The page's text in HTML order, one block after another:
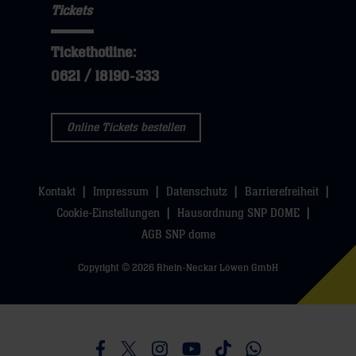
sie
dann
hier
öffnen,
dann
klicken
sie
Tickets
Tickethotline:
0621 / 18190-333
Online Tickets bestellen
Kontakt Impressum Datenschutz
Barrierefreiheit
Cookie-Einstellungen
Hausordnung SNP DOME
AGB SNP dome
Copyright © 2026 Rhein-Neckar Löwen GmbH